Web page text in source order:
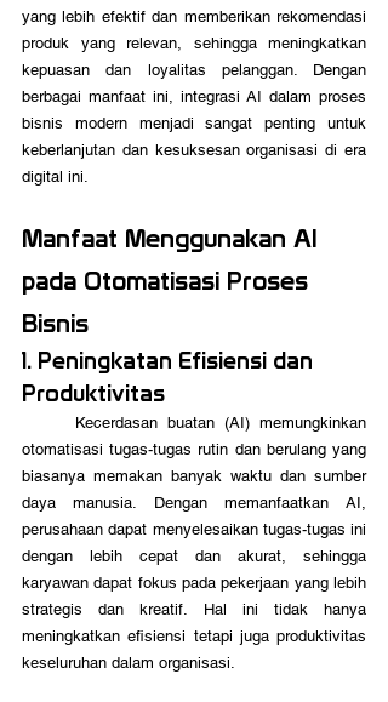
yang lebih efektif dan memberikan rekomendasi
produk yang relevan, sehingga meningkatkan
kepuasan dan loyalitas pelanggan. Dengan
berbagai manfaat ini, integrasi AI dalam proses
bisnis modern menjadi sangat penting untuk
keberlanjutan dan kesuksesan organisasi di era
digital ini.
Manfaat Menggunakan AI
pada Otomatisasi Proses
Bisnis
1. Peningkatan Efisiensi dan
Produktivitas
otomatisasi tugas-tugas rutin dan berulang yang
biasanya memakan banyak waktu dan sumber
daya manusia. Dengan memanfaatkan AI,
perusahaan dapat menyelesaikan tugas-tugas ini
dengan lebih cepat dan akurat, sehingga
karyawan dapat fokus pada pekerjaan yang lebih
strategis dan kreatif. Hal ini tidak hanya
meningkatkan efisiensi tetapi juga produktivitas
keseluruhan dalam organisasi.